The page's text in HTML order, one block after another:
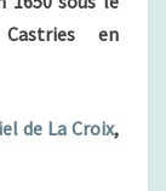
en
de La Croix,